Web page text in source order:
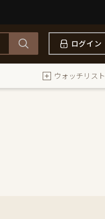
ログイン
ウォッチリスト